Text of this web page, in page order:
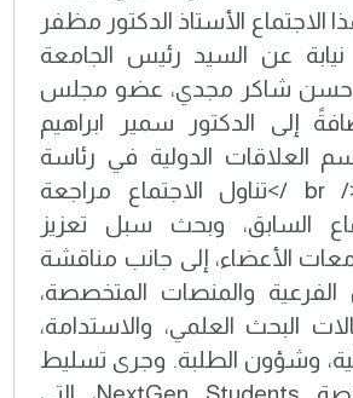
الاجتماع الأستاذ الدكتور مظفر
نيابة عن السيد رئيس الجامعة
حسن شاكر مجدي، عضو مجلس
إلى الدكتور سمير ابراهيم
العلاقات الدولية في رئاسة
الجامعة .<br /><br />تناول الاجتماع مراجعة
السابق، وبحث سبل تعزيز
الأعضاء، إلى جانب مناقشة
الفرعية والمنصات المتخصصة،
البحث العلمي، والاستدامة،
وشؤون الطلبة. وجرى تسليط